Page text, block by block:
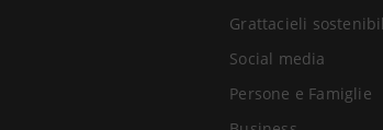
Grattacieli
Social media
Persone e Famiglie